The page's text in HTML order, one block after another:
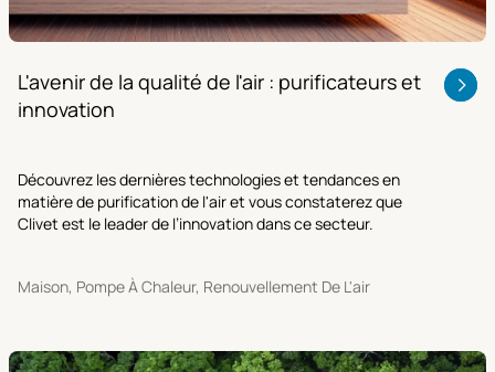
L'avenir de la qualité de l'air : purificateurs et
innovation
Découvrez les dernières technologies et tendances en
matière de purification de l'air et vous constaterez que
Clivet est le leader de l’innovation dans ce secteur.
Maison, Pompe À Chaleur, Renouvellement De L'air